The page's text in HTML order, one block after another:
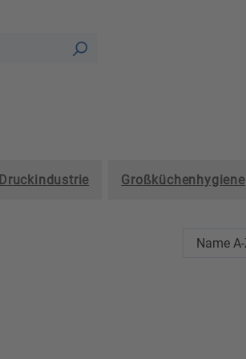
Druckindustrie Großküchenhygiene